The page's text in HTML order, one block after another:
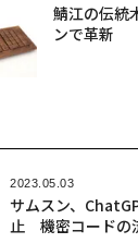
鯖江の伝統
ンで革新
2023.05.03
サムスン、
止 機密コードの